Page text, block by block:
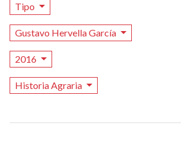
Tipo
Gustavo Hervella García
2016
Historia Agraria